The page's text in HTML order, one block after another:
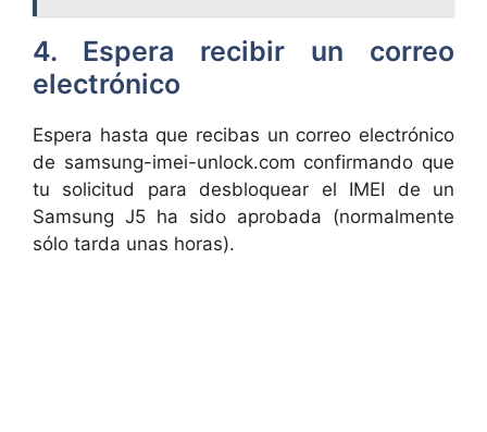
4. Espera recibir un correo
electrónico
Espera hasta que recibas un correo electrónico
de samsung-imei-unlock.com confirmando que
tu solicitud para desbloquear el IMEI de un
Samsung J5 ha sido aprobada (normalmente
sólo tarda unas horas).